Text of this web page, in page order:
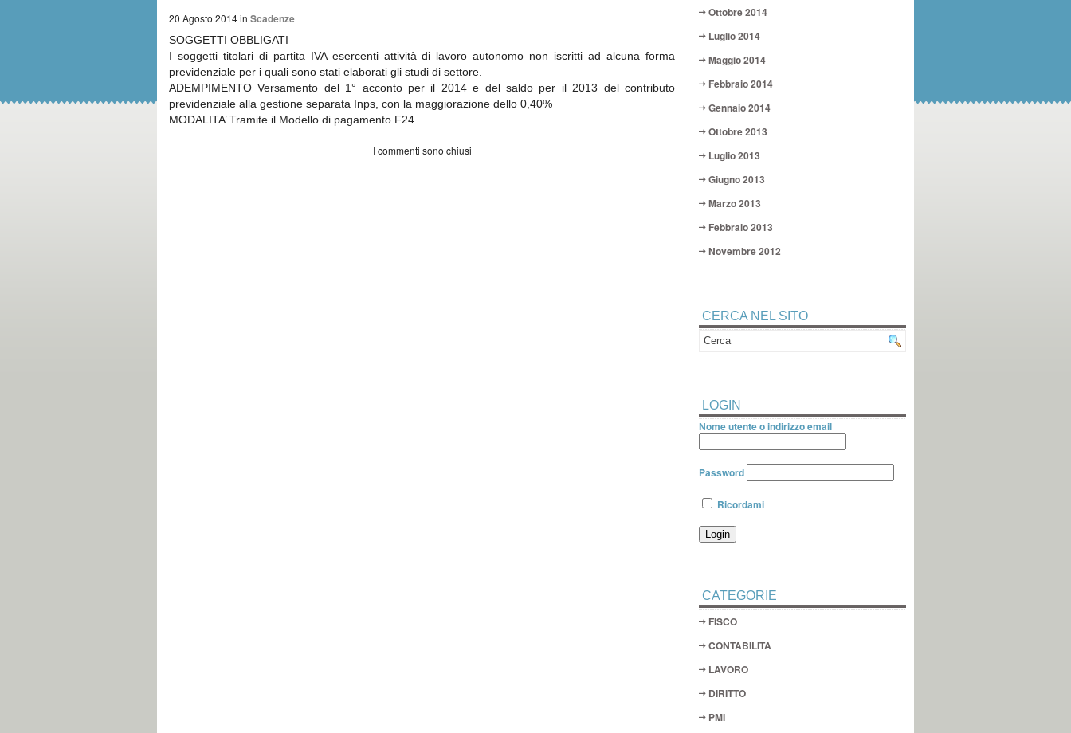
20 Agosto 2014in Scadenze
SOGGETTI OBBLIGATI
I soggetti titolari di partita IVA esercenti attività di lavoro autonomo non iscritti ad alcuna forma
previdenziale per i quali sono stati elaborati gli studi di settore.
ADEMPIMENTO Versamento del 1° acconto per il 2014 e del saldo per il 2013 del contributo
previdenziale alla gestione separata Inps, con la maggiorazione dello 0,40%
MODALITA’ Tramite il Modello di pagamento F24
I commenti sono chiusi
Ottobre 2014
Luglio 2014
Maggio 2014
Febbraio 2014
Gennaio 2014
Ottobre 2013
Luglio 2013
Giugno 2013
Marzo 2013
Febbraio 2013
Novembre 2012
CERCA NEL SITO
LOGIN
Nome utente o indirizzo email
Password
Ricordami
CATEGORIE
FISCO
CONTABILITÀ
LAVORO
DIRITTO
PMI